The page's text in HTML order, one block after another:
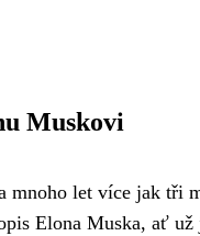
Muskovi
mnoho let více jak tři
Elona Muska, ať